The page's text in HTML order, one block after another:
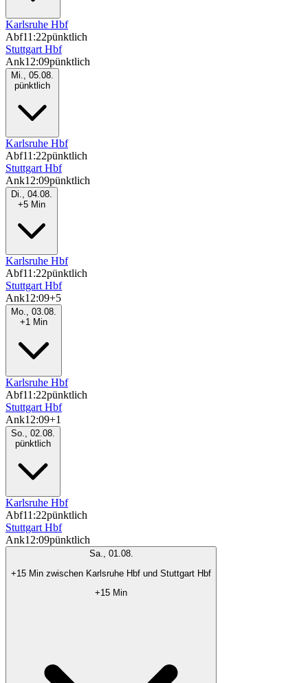
Karlsruhe Hbf
Abf11:22pünktlich
Stuttgart Hbf
Ank12:09pünktlich
Mi., 05.08.
pünktlich
Karlsruhe Hbf
Abf11:22pünktlich
Stuttgart Hbf
Ank12:09pünktlich
Di., 04.08.
+5 Min
Karlsruhe Hbf
Abf11:22pünktlich
Stuttgart Hbf
Ank12:09+5
Mo., 03.08.
+1 Min
Karlsruhe Hbf
Abf11:22pünktlich
Stuttgart Hbf
Ank12:09+1
So., 02.08.
pünktlich
Karlsruhe Hbf
Abf11:22pünktlich
Stuttgart Hbf
Ank12:09pünktlich
Sa., 01.08.
+15 Min zwischen Karlsruhe Hbf und Stuttgart Hbf
+15 Min